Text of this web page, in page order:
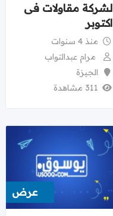
لشركة مقاولات فى
اكتوبر
منذ 4 سنوات
مرام عبدالتواب
الجيزة
311 مشاهدة
عرض